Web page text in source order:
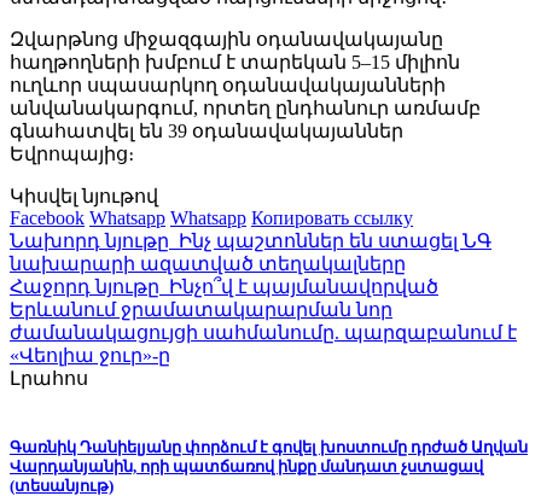
Զվարթնոց միջազգային օդանավակայանը
հաղթողների խմբում է տարեկան 5–15 միլիոն
ուղևոր սպասարկող օդանավակայանների
անվանակարգում, որտեղ ընդհանուր առմամբ
գնահատվել են 39 օդանավակայաններ
Եվրոպայից։
Կիսվել նյութով
Facebook Whatsapp Whatsapp Копировать ссылку
Նախորդ նյութը Ինչ պաշտոններ են ստացել ՆԳ
նախարարի ազատված տեղակալները
Հաջորդ նյութը Ինչո՞վ է պայմանավորված
Երևանում ջրամատակարարման նոր
ժամանակացույցի սահմանումը. պարզաբանում է
«Վեոլիա ջուր»-ը
Լրահոս
Գառնիկ Դանիելյանը փորձում է գովել խոստումը դրժած Աղվան
Վարդանյանին, որի պատճառով ինքը մանդատ չստացավ
(տեսանյութ)